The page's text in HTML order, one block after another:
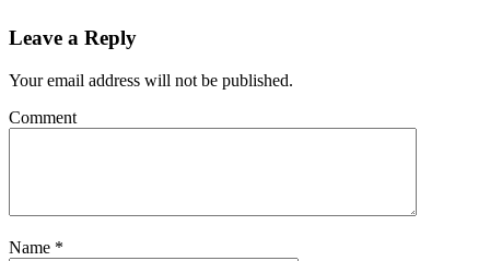
Leave a Reply
Your email address will not be published.
Comment
Name *